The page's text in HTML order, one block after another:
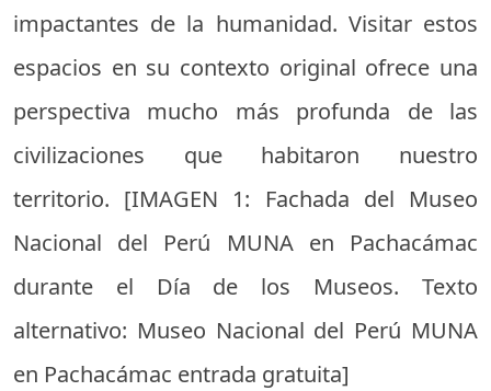
impactantes de la humanidad. Visitar estos
espacios en su contexto original ofrece una
perspectiva mucho más profunda de las
civilizaciones que habitaron nuestro
territorio. [IMAGEN 1: Fachada del Museo
Nacional del Perú MUNA en Pachacámac
durante el Día de los Museos. Texto
alternativo: Museo Nacional del Perú MUNA
en Pachacámac entrada gratuita]